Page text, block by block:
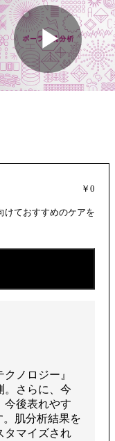
動
を
す
￥0
けておすすめのケアを
ノロジー』
。さらに、今
今後表れやす
。肌分析結果を
タマイズされ